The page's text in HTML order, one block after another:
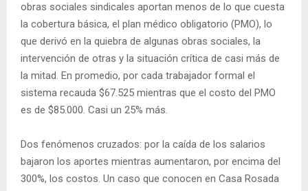
obras sociales sindicales aportan menos de lo que cuesta
la cobertura básica, el plan médico obligatorio (PMO), lo
que derivó en la quiebra de algunas obras sociales, la
intervención de otras y la situación crítica de casi más de
la mitad. En promedio, por cada trabajador formal el
sistema recauda $67.525 mientras que el costo del PMO
es de $85.000. Casi un 25% más.
Dos fenómenos cruzados: por la caída de los salarios
bajaron los aportes mientras aumentaron, por encima del
300%, los costos. Un caso que conocen en Casa Rosada